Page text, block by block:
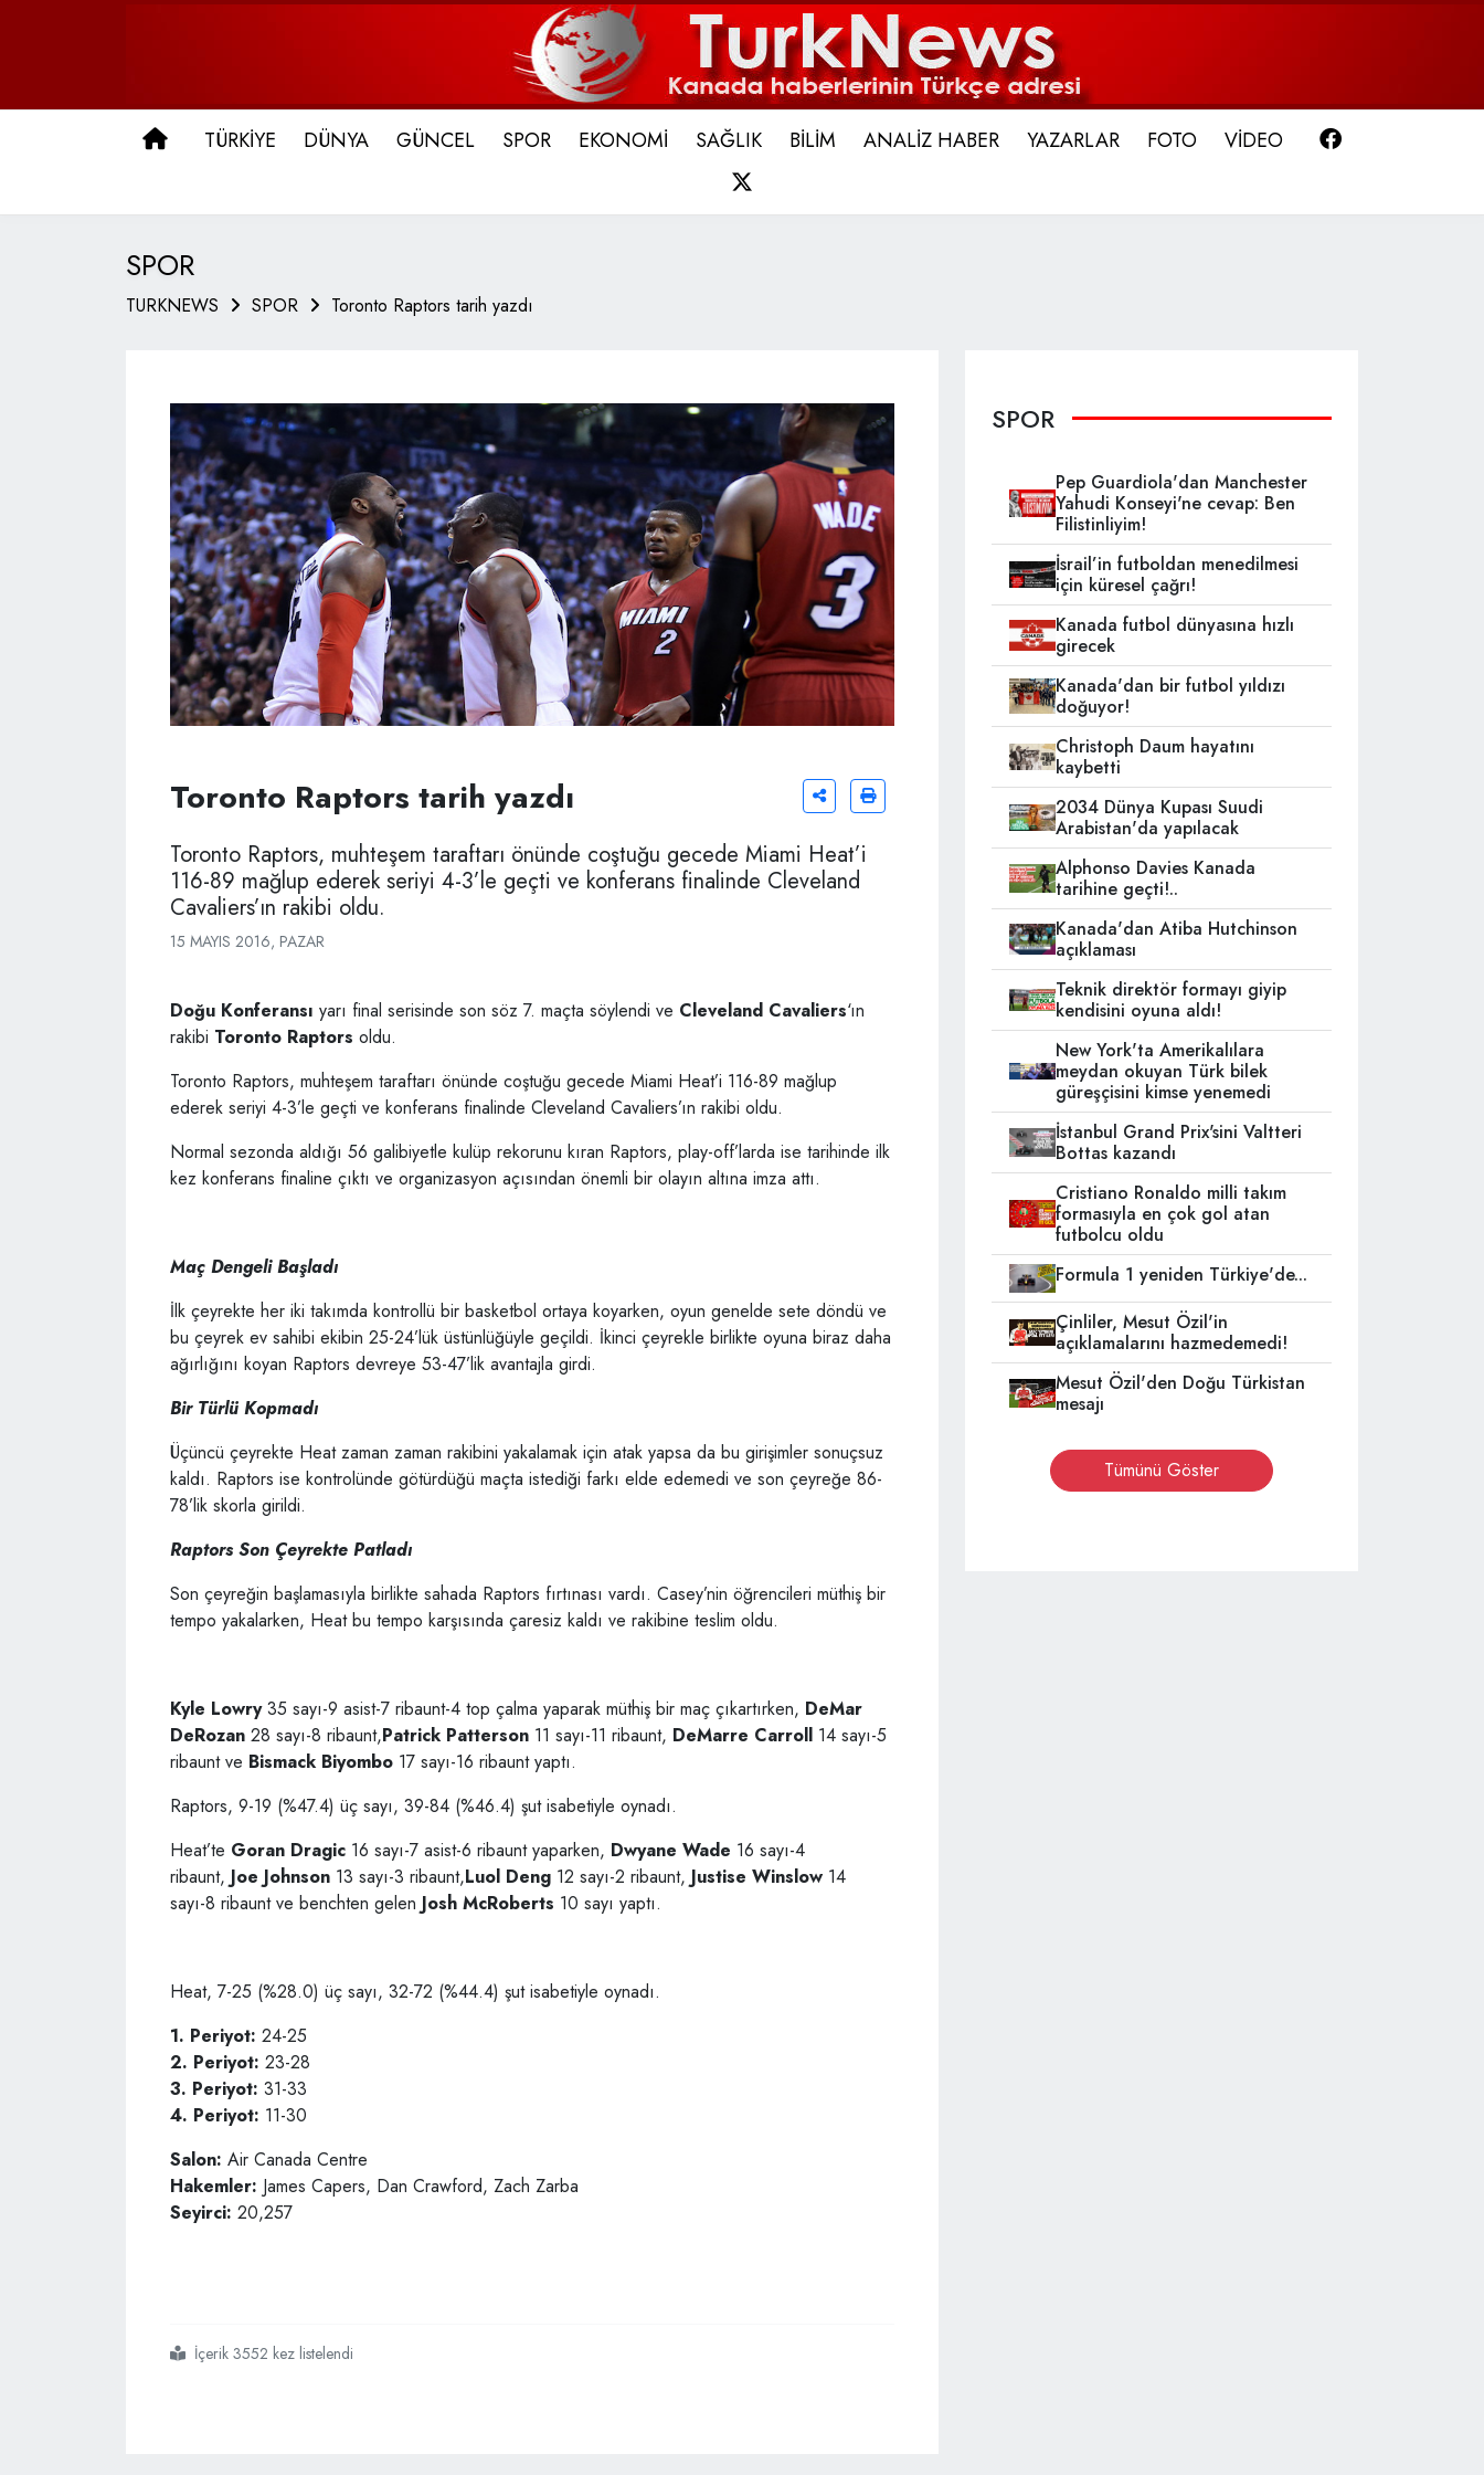
ANA SAYFA
TÜRKİYE DÜNYA GÜNCEL SPOR EKONOMİ SAĞLIK BİLİM ANALİZ HABER YAZARLAR FOTO VİDEO
SPOR
TURKNEWS SPOR Toronto Raptors tarih yazdı
Toronto Raptors tarih yazdı
Toronto Raptors, muhteşem taraftarı önünde coştuğu gecede Miami Heat’i
116-89 mağlup ederek seriyi 4-3’le geçti ve konferans finalinde Cleveland
Cavaliers’ın rakibi oldu.
15 MAYIS 2016, PAZAR
Doğu Konferansı yarı final serisinde son söz 7. maçta söylendi ve Cleveland Cavaliers‘ın
rakibi Toronto Raptors oldu.
Toronto Raptors, muhteşem taraftarı önünde coştuğu gecede Miami Heat’i 116-89 mağlup
ederek seriyi 4-3’le geçti ve konferans finalinde Cleveland Cavaliers’ın rakibi oldu.
Normal sezonda aldığı 56 galibiyetle kulüp rekorunu kıran Raptors, play-off’larda ise tarihinde ilk
kez konferans finaline çıktı ve organizasyon açısından önemli bir olayın altına imza attı.
Maç Dengeli Başladı
İlk çeyrekte her iki takımda kontrollü bir basketbol ortaya koyarken, oyun genelde sete döndü ve
bu çeyrek ev sahibi ekibin 25-24’lük üstünlüğüyle geçildi. İkinci çeyrekle birlikte oyuna biraz daha
ağırlığını koyan Raptors devreye 53-47’lik avantajla girdi.
Bir Türlü Kopmadı
Üçüncü çeyrekte Heat zaman zaman rakibini yakalamak için atak yapsa da bu girişimler sonuçsuz
kaldı. Raptors ise kontrolünde götürdüğü maçta istediği farkı elde edemedi ve son çeyreğe 86-
78’lik skorla girildi.
Raptors Son Çeyrekte Patladı
Son çeyreğin başlamasıyla birlikte sahada Raptors fırtınası vardı. Casey’nin öğrencileri müthiş bir
tempo yakalarken, Heat bu tempo karşısında çaresiz kaldı ve rakibine teslim oldu.
Kyle Lowry35 sayı-9 asist-7 ribaunt-4 top çalma yaparak müthiş bir maç çıkartırken, DeMar
DeRozan 28 sayı-8 ribaunt,Patrick Patterson 11 sayı-11 ribaunt, DeMarre Carroll 14 sayı-5
ribaunt ve Bismack Biyombo 17 sayı-16 ribaunt yaptı.
Raptors, 9-19 (%47.4) üç sayı, 39-84 (%46.4) şut isabetiyle oynadı.
Heat’te Goran Dragic 16 sayı-7 asist-6 ribaunt yaparken, Dwyane Wade 16 sayı-4
ribaunt, Joe Johnson 13 sayı-3 ribaunt,Luol Deng 12 sayı-2 ribaunt, Justise Winslow 14
sayı-8 ribaunt ve benchten gelen Josh McRoberts 10 sayı yaptı.
Heat, 7-25 (%28.0) üç sayı, 32-72 (%44.4) şut isabetiyle oynadı.
1. Periyot: 24-25
2. Periyot: 23-28
3. Periyot: 31-33
4. Periyot: 11-30
Salon: Air Canada Centre
Hakemler: James Capers, Dan Crawford, Zach Zarba
Seyirci: 20,257
#toronto raptors
#nba
#doğu konferansı yarı final serisi
#miami heat
İçerik 3552 kez listelendi
SPOR
Pep Guardiola'dan Manchester
Yahudi Konseyi'ne cevap: Ben
Filistinliyim!
İsrail’in futboldan menedilmesi
için küresel çağrı!
Kanada futbol dünyasına hızlı
girecek
Kanada'dan bir futbol yıldızı
doğuyor!
Christoph Daum hayatını
kaybetti
2034 Dünya Kupası Suudi
Arabistan'da yapılacak
Alphonso Davies Kanada
tarihine geçti!..
Kanada'dan Atiba Hutchinson
açıklaması
Teknik direktör formayı giyip
kendisini oyuna aldı!
New York'ta Amerikalılara
meydan okuyan Türk bilek
güreşçisini kimse yenemedi
İstanbul Grand Prix'sini Valtteri
Bottas kazandı
Cristiano Ronaldo milli takım
formasıyla en çok gol atan
futbolcu oldu
Formula 1 yeniden Türkiye'de...
Çinliler, Mesut Özil'in
açıklamalarını hazmedemedi!
Mesut Özil'den Doğu Türkistan
mesajı
Tümünü Göster